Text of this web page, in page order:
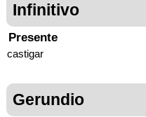
Infinitivo
Presente
castigar
Gerundio